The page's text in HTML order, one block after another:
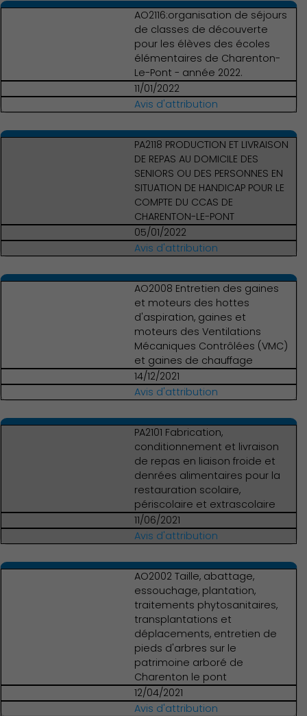
Culture
AO2116:organisation de séjours
de classes de découverte
pour les élèves des écoles
élémentaires de Charenton-
Le-Pont - année 2022.
11/01/2022
Avis d'attribution
PA2118 PRODUCTION ET LIVRAISON
DE REPAS AU DOMICILE DES
SENIORS OU DES PERSONNES EN
SITUATION DE HANDICAP POUR LE
COMPTE DU CCAS DE
CHARENTON-LE-PONT
05/01/2022
Avis d'attribution
AO2008 Entretien des gaines
et moteurs des hottes
d'aspiration, gaines et
moteurs des Ventilations
Mécaniques Contrôlées (VMC)
et gaines de chauffage
14/12/2021
Avis d'attribution
PA2101 Fabrication,
conditionnement et livraison
de repas en liaison froide et
denrées alimentaires pour la
restauration scolaire,
périscolaire et extrascolaire
11/06/2021
Avis d'attribution
AO2002 Taille, abattage,
essouchage, plantation,
traitements phytosanitaires,
transplantations et
déplacements, entretien de
pieds d'arbres sur le
patrimoine arboré de
Charenton le pont
12/04/2021
Avis d'attribution